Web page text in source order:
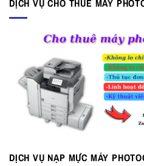
DỊCH VỤ CHO THUÊ MÁY
DỊCH VỤ NẠP MỰC MÁY